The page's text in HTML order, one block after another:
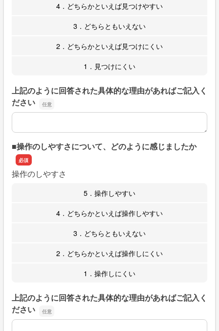
4．どちらかといえば見つけやすい
3．どちらともいえない
2．どちらかといえば見つけにくい
1．見つけにくい
上記のように回答された具体的な理由があればご記入く
ださい
上記のように回答された具体的な理由があればご記入くだ
■操作のしやすさについて、どのように感じましたか
操作のしやすさ
5．操作しやすい
4．どちらかといえば操作しやすい
3．どちらともいえない
2．どちらかといえば操作しにくい
1．操作しにくい
上記のように回答された具体的な理由があればご記入く
ださい
上記のように回答された具体的な理由があればご記入くだ